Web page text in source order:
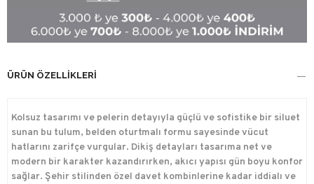
ÜRÜN ÖZELLIKLERI
Kolsuz tasarımı ve pelerin detayıyla güçlü ve sofistike bir siluet
sunan bu tulum, belden oturtmalı formu sayesinde vücut
hatlarını zarifçe vurgular. Dikiş detayları tasarıma net ve
modern bir karakter kazandırırken, akıcı yapısı gün boyu konfor
sağlar. Şehir stilinden özel davet kombinlerine kadar iddialı ve